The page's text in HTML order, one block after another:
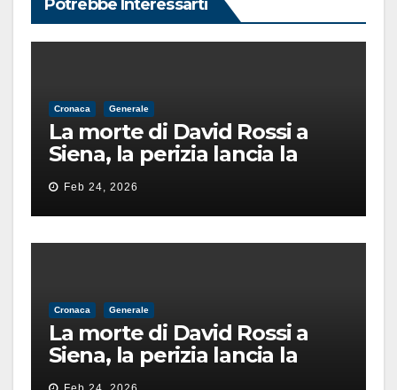
Potrebbe Interessarti
Cronaca Generale
La morte di David Rossi a
Siena, la perizia lancia la
pista di un’intimidazione
finita male
Feb 24, 2026
Cronaca Generale
La morte di David Rossi a
Siena, la perizia lancia la
pista di un’intimidazione